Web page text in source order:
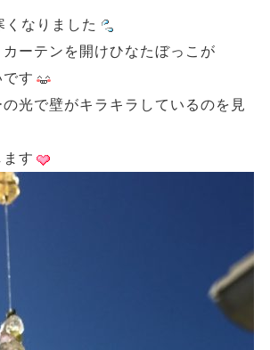
くなりました
ーテンを開けひなたぼっこが
す
光で壁がキラキラしているのを見
す